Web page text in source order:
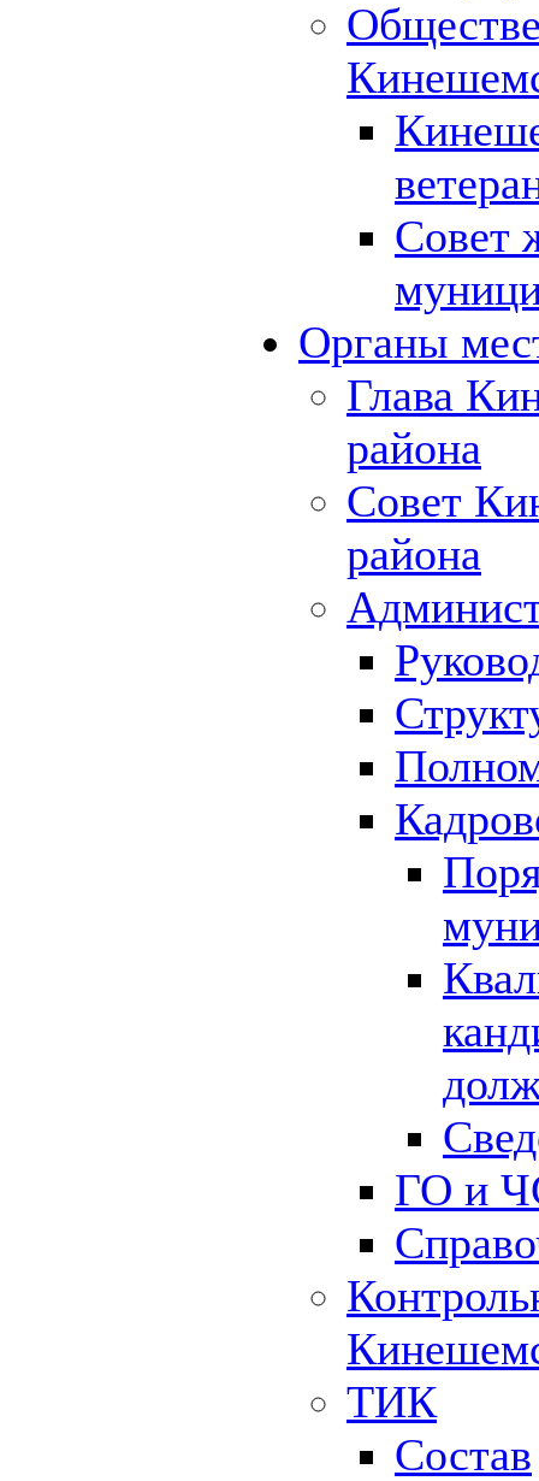
Совет
Органы
Глава
района
Совет
района
ГО и
ТИК
Состав